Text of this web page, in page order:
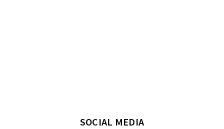
SOCIAL MEDIA